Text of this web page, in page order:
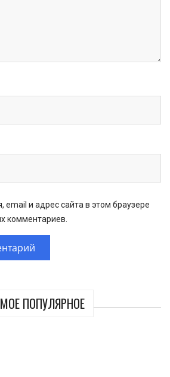
ПОПУЛЯРНОЕ
email и адрес сайта в этом браузере
комментариев.